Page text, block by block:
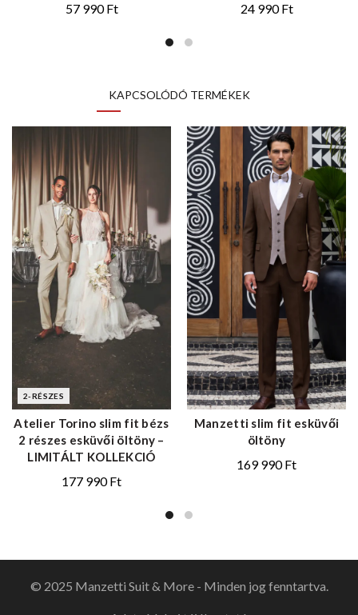
57 990Ft 24 990Ft
KAPCSOLÓDÓ TERMÉKEK
2-RÉSZES
Atelier Torino slim fit bézs
2 részes esküvői öltöny –
LIMITÁLT KOLLEKCIÓ
177 990Ft
Manzetti slim fit esküvői
öltöny
169 990Ft
© 2025 Manzetti Suit & More - Minden jog fenntartva.